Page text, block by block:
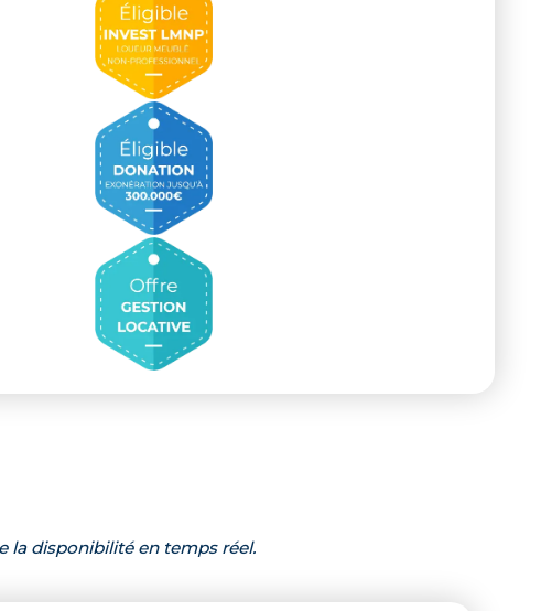
la disponibilité en temps réel.